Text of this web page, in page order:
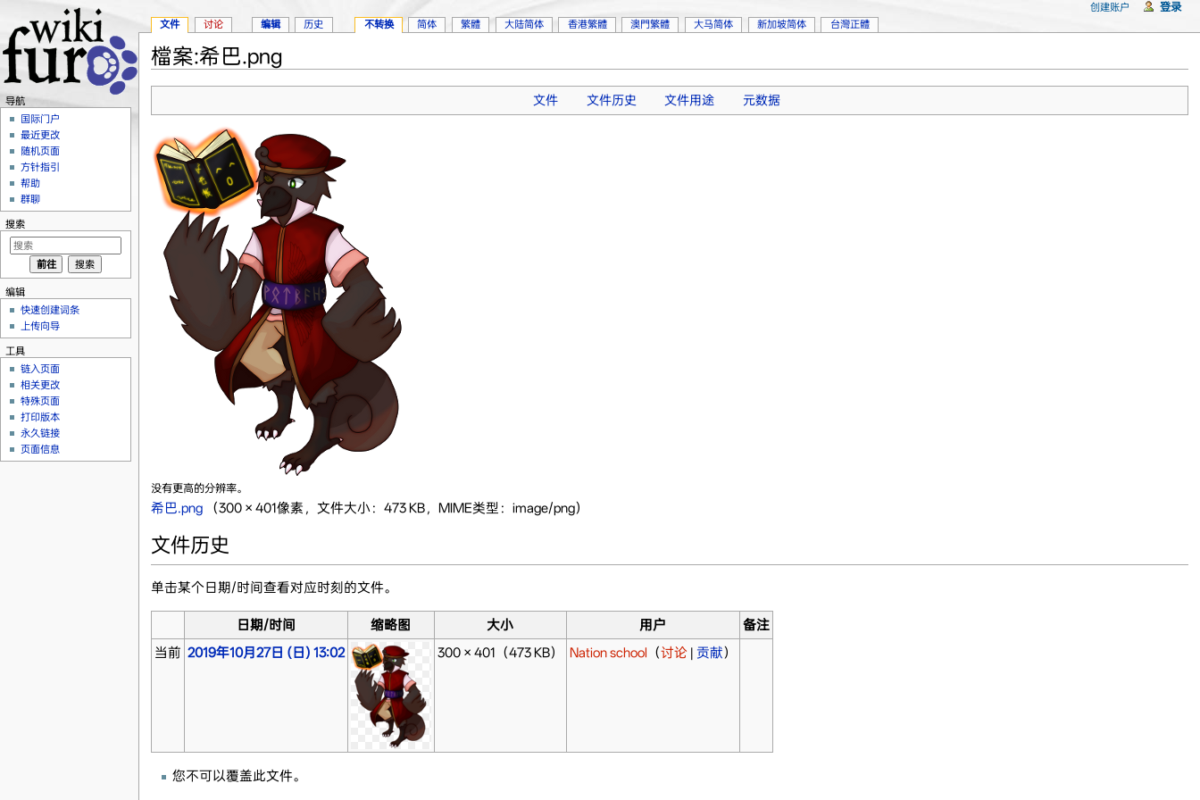
檔案:希巴.png
文件 文件历史 文件用途 元数据
没有更高的分辨率。
希巴.png‎ （300 × 401像素，文件大小：473 KB，MIME类型：image/png）
文件历史
单击某个日期/时间查看对应时刻的文件。
日期/时间 缩略图 大小 用户
备注
当前 2019年10月27日 (日) 13:02 300 × 401 （473 KB） Nation school （讨论| 贡献）
您不可以覆盖此文件。
文件 讨论 编辑 历史 不转换 简体 繁體 大陆简体 香港繁體 澳門繁體 大马简体 新加坡简体 台灣正體
创建账户 登录
导航
国际门户
最近更改
随机页面
方针指引
帮助
群聊
搜索
编辑
快速创建词条
上传向导
工具
链入页面
相关更改
特殊页面
打印版本
永久链接
页面信息